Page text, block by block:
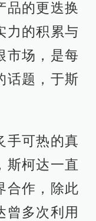
品的更迭换
力的积累与
市场，是每
话题，于斯
手可热的真
斯柯达一直
合作，除此
曾多次利用